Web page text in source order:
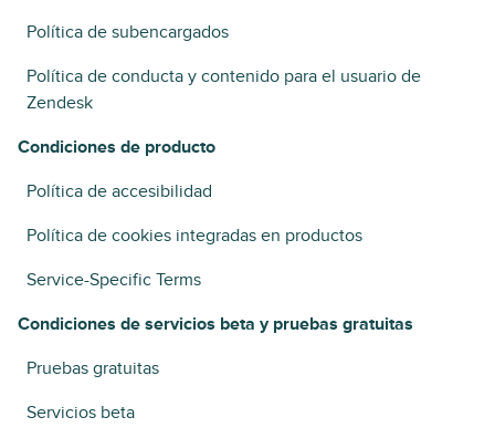
Política de subencargados
Política de conducta y contenido para el usuario de
Zendesk
Condiciones de producto
Política de accesibilidad
Política de cookies integradas en productos
Service-Specific Terms
Condiciones de servicios beta y pruebas gratuitas
Pruebas gratuitas
Servicios beta